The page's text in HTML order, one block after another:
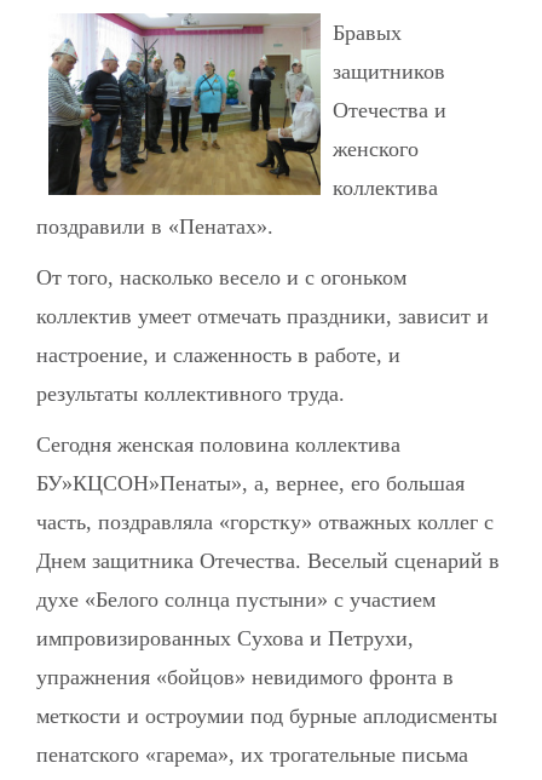
Бравых
защитников
Отечества и
женского
коллектива
поздравили в «Пенатах».
От того, насколько весело и с огоньком
коллектив умеет отмечать праздники, зависит и
настроение, и слаженность в работе, и
результаты коллективного труда.
Сегодня женская половина коллектива
БУ»КЦСОН»Пенаты», а, вернее, его большая
часть, поздравляла «горстку» отважных коллег с
Днем защитника Отечества. Веселый сценарий в
духе «Белого солнца пустыни» с участием
импровизированных Сухова и Петрухи,
упражнения «бойцов» невидимого фронта в
меткости и остроумии под бурные аплодисменты
пенатского «гарема», их трогательные письма